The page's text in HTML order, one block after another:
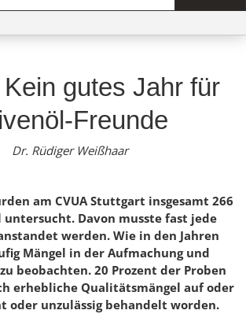
gutes Jahr für
Freunde
Dr. Rüdiger Weißhaar
am CVUA Stuttgart insgesamt 266
untersucht. Davon musste fast jede
werden. Wie in den Jahren
Mängel in der Aufmachung und
beobachten. 20 Prozent der Proben
erhebliche Qualitätsmängel auf oder
oder unzulässig behandelt worden.